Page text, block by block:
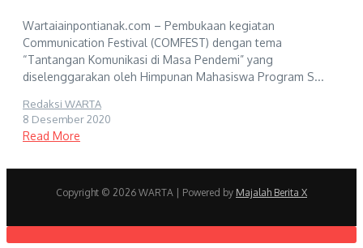
Wartaiainpontianak.com – Pembukaan kegiatan
Communication Festival (COMFEST) dengan tema
“Tantangan Komunikasi di Masa Pendemi” yang
diselenggarakan oleh Himpunan Mahasiswa Program S...
Redaksi WARTA
8 Desember 2020
Read More
Copyright © 2026 WARTA | Powered by Majalah Berita X